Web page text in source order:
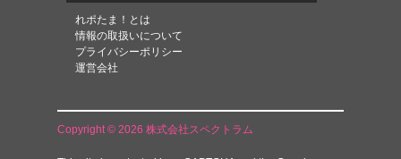
れポたま！とは
情報の取扱いについて
プライバシーポリシー
運営会社
Copyright © 2026 株式会社スペクトラム